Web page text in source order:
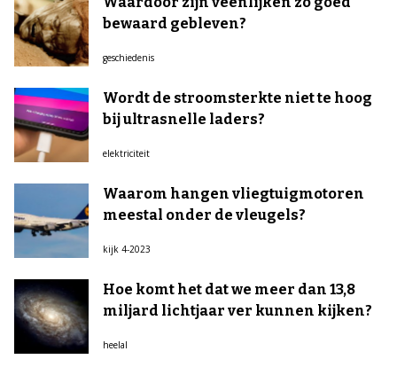
bewaard gebleven?
geschiedenis
Wordt de stroomsterkte niet te hoog
bij ultrasnelle laders?
elektriciteit
Waarom hangen vliegtuigmotoren
meestal onder de vleugels?
kijk 4-2023
Hoe komt het dat we meer dan 13,8
miljard lichtjaar ver kunnen kijken?
heelal